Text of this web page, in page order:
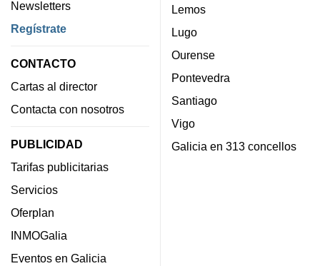
Newsletters
Regístrate
CONTACTO
Cartas al director
Contacta con nosotros
PUBLICIDAD
Tarifas publicitarias
Servicios
Oferplan
INMOGalia
Eventos en Galicia
Lemos
Lugo
Ourense
Pontevedra
Santiago
Vigo
Galicia en 313 concellos